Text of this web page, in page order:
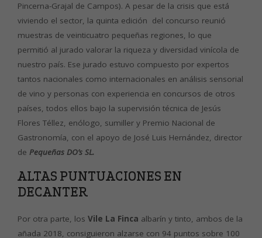
Pincerna-Grajal de Campos). A pesar de la crisis que está
viviendo el sector, la quinta edición del concurso reunió
muestras de veinticuatro pequeñas regiones, lo que
permitió al jurado valorar la riqueza y diversidad vinícola de
nuestro país. Ese jurado estuvo compuesto por expertos
tantos nacionales como internacionales en análisis sensorial
de vino y personas con experiencia en concursos de otros
países, todos ellos bajo la supervisión técnica de Jesús
Flores Téllez, enólogo, sumiller y Premio Nacional de
Gastronomía, con el apoyo de José Luis Hernández, director
de Pequeñas DO’s SL.
ALTAS PUNTUACIONES EN
DECANTER
Por otra parte, los Vile La Finca albarín y tinto, ambos de la
añada 2018, consiguieron alzarse con 94 puntos sobre 100